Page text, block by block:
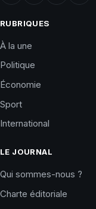
RUBRIQUES
À la une
Politique
Économie
Sport
International
LE JOURNAL
Qui sommes-nous ?
Charte éditoriale